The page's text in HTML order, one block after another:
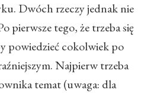
Dwóch rzeczy jednak nie
pierwsze tego, że trzeba się
powiedzieć cokolwiek po
Najpierw trzeba
temat (uwaga: dla